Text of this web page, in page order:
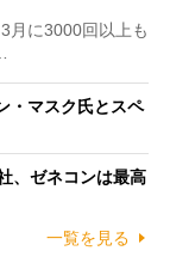
月に3000回以上も
・マスク氏とスペ
、ゼネコンは最高
一覧を見る